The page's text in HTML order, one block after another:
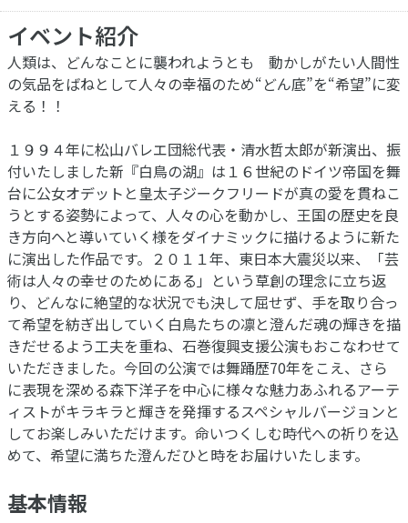
イベント紹介
人類は、どんなことに襲われようとも 動かしがたい人間性
の気品をばねとして人々の幸福のため“どん底”を“希望”に変
える！！
１９９４年に松山バレエ団総代表・清水哲太郎が新演出、振
付いたしました新『白鳥の湖』は１６世紀のドイツ帝国を舞
台に公女オデットと皇太子ジークフリードが真の愛を貫ねこ
うとする姿勢によって、人々の心を動かし、王国の歴史を良
き方向へと導いていく様をダイナミックに描けるように新た
に演出した作品です。２０１１年、東日本大震災以来、「芸
術は人々の幸せのためにある」という草創の理念に立ち返
り、どんなに絶望的な状況でも決して屈せず、手を取り合っ
て希望を紡ぎ出していく白鳥たちの凛と澄んだ魂の輝きを描
きだせるよう工夫を重ね、石巻復興支援公演もおこなわせて
いただきました。今回の公演では舞踊歴70年をこえ、さら
に表現を深める森下洋子を中心に様々な魅力あふれるアーテ
ィストがキラキラと輝きを発揮するスペシャルバージョンと
してお楽しみいただけます。命いつくしむ時代への祈りを込
めて、希望に満ちた澄んだひと時をお届けいたします。
基本情報